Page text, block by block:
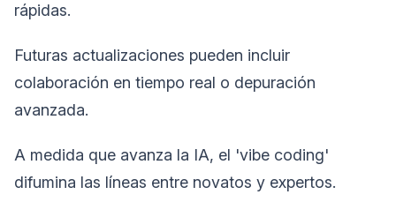
rápidas.
Futuras actualizaciones pueden incluir
colaboración en tiempo real o depuración
avanzada.
A medida que avanza la IA, el 'vibe coding'
difumina las líneas entre novatos y expertos.